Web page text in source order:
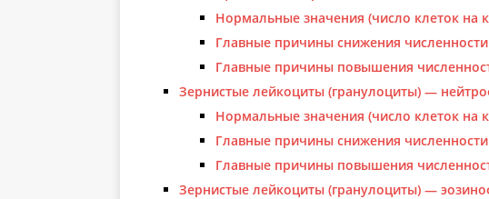
Нормальные значения (число клеток на
Главные причины снижения численности
Главные причины повышения
Зернистые лейкоциты (гранулоциты) —
Нормальные значения (число клеток на
Главные причины снижения численности
Главные причины повышения
Зернистые лейкоциты (гранулоциты) —